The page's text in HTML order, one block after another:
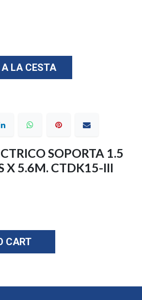
LA CESTA
SOPORTA 1.5
X 5.6M. CTDK15-III
CART